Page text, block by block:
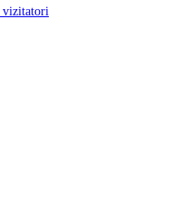
vizitatori